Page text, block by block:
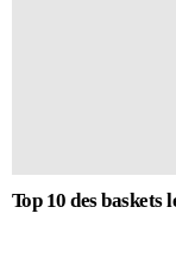
Top 10 des baskets